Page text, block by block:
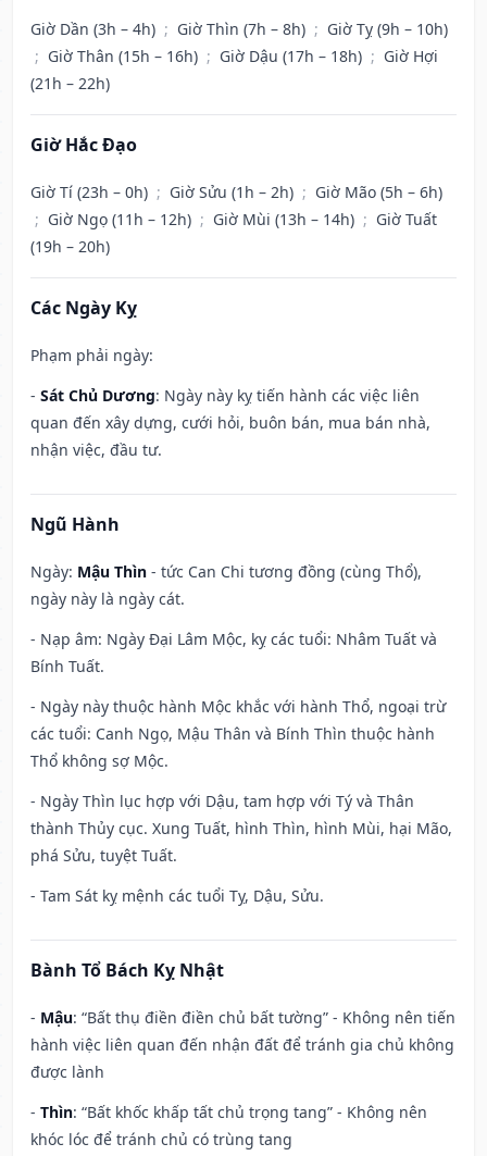
Giờ Dần (3h – 4h) ; Giờ Thìn (7h – 8h) ; Giờ Tỵ (9h – 10h)
; Giờ Thân (15h – 16h) ; Giờ Dậu (17h – 18h) ; Giờ Hợi
(21h – 22h)
Giờ Hắc Đạo
Giờ Tí (23h – 0h) ; Giờ Sửu (1h – 2h) ; Giờ Mão (5h – 6h)
; Giờ Ngọ (11h – 12h) ; Giờ Mùi (13h – 14h) ; Giờ Tuất
(19h – 20h)
Các Ngày Kỵ
Phạm phải ngày:
- Sát Chủ Dương: Ngày này kỵ tiến hành các việc liên
quan đến xây dựng, cưới hỏi, buôn bán, mua bán nhà,
nhận việc, đầu tư.
Ngũ Hành
Ngày: Mậu Thìn - tức Can Chi tương đồng (cùng Thổ),
ngày này là ngày cát.
- Nạp âm: Ngày Đại Lâm Mộc, kỵ các tuổi: Nhâm Tuất và
Bính Tuất.
- Ngày này thuộc hành Mộc khắc với hành Thổ, ngoại trừ
các tuổi: Canh Ngọ, Mậu Thân và Bính Thìn thuộc hành
Thổ không sợ Mộc.
- Ngày Thìn lục hợp với Dậu, tam hợp với Tý và Thân
thành Thủy cục. Xung Tuất, hình Thìn, hình Mùi, hại Mão,
phá Sửu, tuyệt Tuất.
- Tam Sát kỵ mệnh các tuổi Tỵ, Dậu, Sửu.
Bành Tổ Bách Kỵ Nhật
- Mậu: “Bất thụ điền điền chủ bất tường” - Không nên tiến
hành việc liên quan đến nhận đất để tránh gia chủ không
được lành
- Thìn: “Bất khốc khấp tất chủ trọng tang” - Không nên
khóc lóc để tránh chủ có trùng tang